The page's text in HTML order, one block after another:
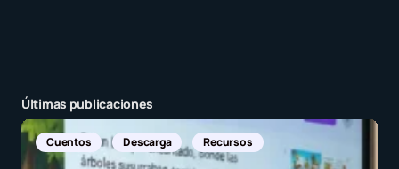
Últimas publicaciones
Noticias Internacionales